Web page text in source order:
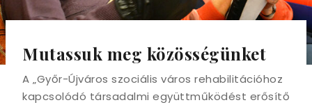
Mutassuk meg közösségünket
A „Győr-Újváros szociális város rehabilitációhoz
kapcsolódó társadalmi együttműködést erősítő